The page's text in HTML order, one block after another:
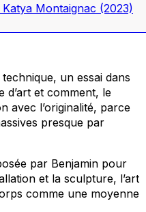
Montaignac (2023)
technique, un essai dans
d’art et comment, le
avec l’originalité, parce
presque par
par Benjamin pour
et la sculpture, l’art
comme une moyenne